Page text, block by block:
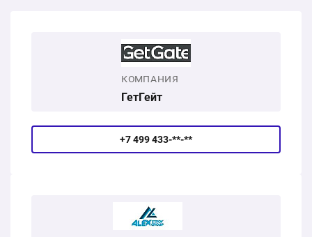
КОМПАНИЯ
ГетГейт
+7 499 433-**-**